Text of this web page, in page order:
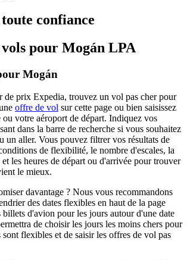
confiance
pour Mogán LPA
Mogán
de prix Expedia, trouvez un vol pas cher pour
offre de vol sur cette page ou bien saisissez
ou votre aéroport de départ. Indiquez vos
dans la barre de recherche si vous souhaitez
un aller. Vous pouvez filtrer vos résultats de
de flexibilité, le nombre d'escales, la
les heures de départ ou d'arrivée pour trouver
le mieux.
davantage ? Nous vous recommandons
des dates flexibles en haut de la page
d'avion pour les jours autour d'une date
de choisir les jours les moins chers pour
sont flexibles et de saisir les offres de vol pas